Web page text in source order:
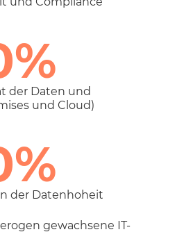
der Daten und
und Cloud)
%
der Datenhoheit
%
gewachsene IT-